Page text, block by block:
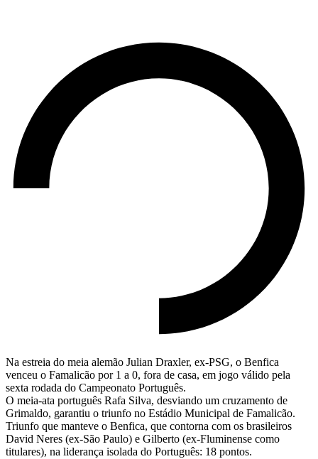
Na estreia do meia alemão Julian Draxler, ex-PSG, o Benfica
venceu o Famalicão por 1 a 0, fora de casa, em jogo válido pela
sexta rodada do Campeonato Português.
O meia-ata português Rafa Silva, desviando um cruzamento de
Grimaldo, garantiu o triunfo no Estádio Municipal de Famalicão.
Triunfo que manteve o Benfica, que contorna com os brasileiros
David Neres (ex-São Paulo) e Gilberto (ex-Fluminense como
titulares), na liderança isolada do Português: 18 pontos.